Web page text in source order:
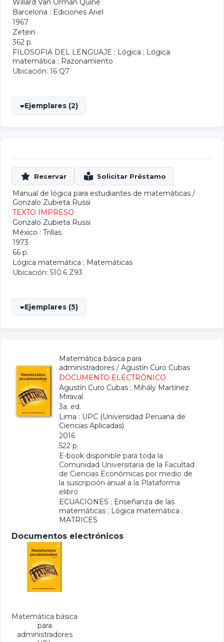
Willard Van Orman Quine
Barcelona : Ediciones Ariel
1967
Zetein
362 p.
FILOSOFIA DEL LENGUAJE ; Lógica ; Lógica
matemática ; Razonamiento
Ubicación: 16 Q7
Ejemplares (2)
Manual de lógica para estudiantes de matemáticas /
Gonzalo Zubieta Russi
TEXTO IMPRESO
Gonzalo Zubieta Russi
México : Trillas
1973
66 p.
Lógica matemática ; Matemáticas
Ubicación: 510.6 Z93
Ejemplares (5)
Matemática básica para
administradores / Agustín Curo Cubas
DOCUMENTO ELECTRÓNICO
Agustín Curo Cubas ; Mihály Martínez
Miraval
3a. ed.
Lima : UPC (Universidad Peruana de
Ciencias Aplicadas)
2016
522 p.
E-book disponible para toda la
Comunidad Universitaria de la Facultad
de Ciencias Económicas por medio de
la suscripción anual a la Plataforma
elibro
ECUACIONES ; Enseñanza de las
matemáticas ; Lógica matemática ;
MATRICES
Documentos electrónicos
Matemática básica
para
administradores